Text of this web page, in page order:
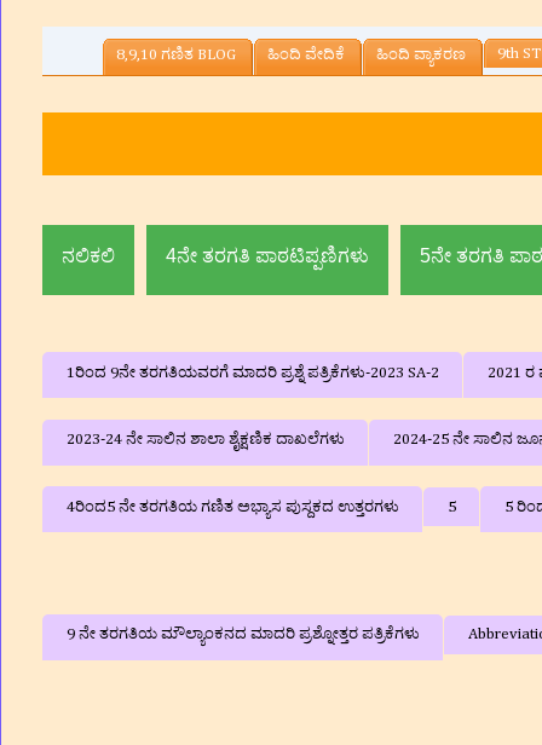
8,9,10 ಗಣಿತ BLOG ಹಿಂದಿ ವೇದಿಕೆ ಹಿಂದಿ ವ್ಯಾಕರಣ 9th
ನಲಿಕಲಿ 4ನೇ ತರಗತಿ ಪಾಠಟಿಪ್ಪಣಿಗಳು 5ನೇ ತರಗತಿ
1ರಿಂದ 9ನೇ ತರಗತಿಯವರಗೆ ಮಾದರಿ ಪ್ರಶ್ನೆ ಪತ್ರಿಕೆಗಳು-2023 SA-2 2021 ರ
2023-24 ನೇ ಸಾಲಿನ ಶಾಲಾ ಶೈಕ್ಷಣಿಕ ದಾಖಲೆಗಳು 2024-25 ನೇ ಸಾಲಿನ
4ರಿಂದ5 ನೇ ತರಗತಿಯ ಗಣಿತ ಅಭ್ಯಾಸ ಪುಸ್ದಕದ ಉತ್ತರಗಳು 5 5
9 ನೇ ತರಗತಿಯ ಮೌಲ್ಯಾಂಕನದ ಮಾದರಿ ಪ್ರಶ್ನೋತ್ತರ ಪತ್ರಿಕೆಗಳು